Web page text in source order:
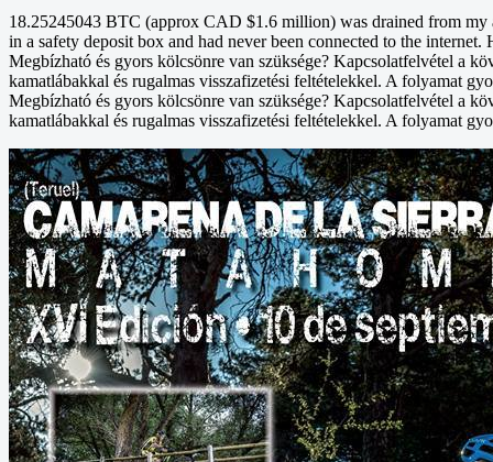
18.25245043 BTC (approx CAD $1.6 million) was drained from
in a safety deposit box and had never been connected to the
Megbízható és gyors kölcsönre van szüksége? Kapcsolatfelvétel a
kamatlábakkal és rugalmas visszafizetési feltételekkel. A folyamat
Megbízható és gyors kölcsönre van szüksége? Kapcsolatfelvétel a
kamatlábakkal és rugalmas visszafizetési feltételekkel. A folyamat